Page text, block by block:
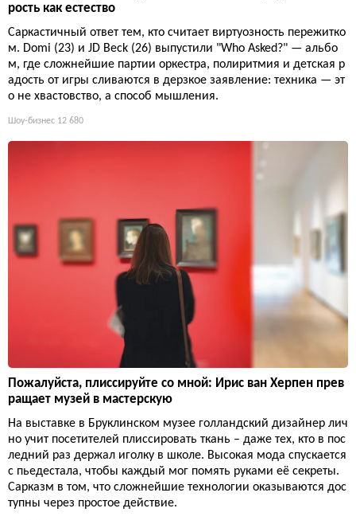
рость как естество
Саркастичный ответ тем, кто считает виртуозность пережитко
м. Domi (23) и JD Beck (26) выпустили "Who Asked?" — альбо
м, где сложнейшие партии оркестра, полиритмия и детская р
адость от игры сливаются в дерзкое заявление: техника — эт
о не хвастовство, а способ мышления.
Шоу-бизнес 12 680
Пожалуйста, плиссируйте со мной: Ирис ван Херпен прев
ращает музей в мастерскую
На выставке в Бруклинском музее голландский дизайнер лич
но учит посетителей плиссировать ткань – даже тех, кто в пос
ледний раз держал иголку в школе. Высокая мода спускается
с пьедестала, чтобы каждый мог помять руками её секреты.
Сарказм в том, что сложнейшие технологии оказываются дос
тупны через простое действие.